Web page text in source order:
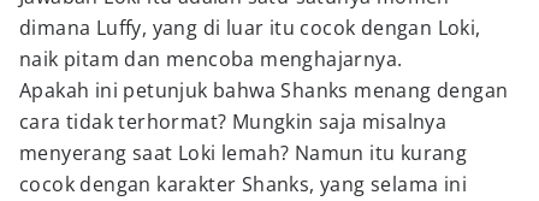
dimana Luffy, yang di luar itu cocok dengan Loki,
naik pitam dan mencoba menghajarnya.
Apakah ini petunjuk bahwa Shanks menang dengan
cara tidak terhormat? Mungkin saja misalnya
menyerang saat Loki lemah? Namun itu kurang
cocok dengan karakter Shanks, yang selama ini